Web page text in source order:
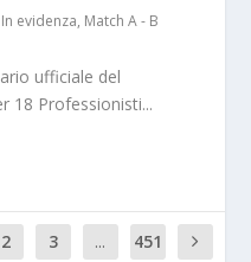
In evidenza, Match A - B
ufficiale del
18 Professionisti...
2 3 ...
451